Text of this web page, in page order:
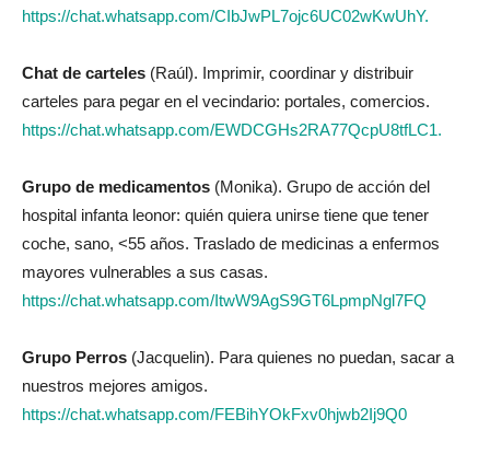
https://chat.whatsapp.com/CIbJwPL7ojc6UC02wKwUhY.
Chat de carteles (Raúl). Imprimir, coordinar y distribuir
carteles para pegar en el vecindario: portales, comercios.
https://chat.whatsapp.com/EWDCGHs2RA77QcpU8tfLC1.
Grupo de medicamentos (Monika). Grupo de acción del
hospital infanta leonor: quién quiera unirse tiene que tener
coche, sano, <55 años. Traslado de medicinas a enfermos
mayores vulnerables a sus casas.
https://chat.whatsapp.com/ItwW9AgS9GT6LpmpNgl7FQ
Grupo Perros (Jacquelin). Para quienes no puedan, sacar a
nuestros mejores amigos.
https://chat.whatsapp.com/FEBihYOkFxv0hjwb2Ij9Q0